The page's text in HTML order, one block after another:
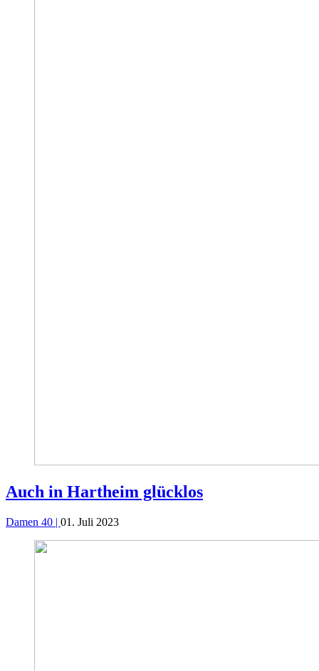
Auch in Hartheim glücklos
Damen 40 | 01. Juli 2023